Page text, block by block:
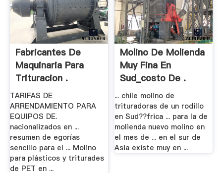
Fabricantes De
Maquinaria Para
Trituracion .
TARIFAS DE
ARRENDAMIENTO PARA
EQUIPOS DE.
nacionalizados en ...
resumen de egorías
sencillo para el ... Molino
para plásticos y triturades
de PET en ...
Molino De Molienda
Muy Fina En
Sud_costo De .
... chile molino de
trituradoras de un rodillo
en Sud??frica ... para la de
molienda nuevo molino en
el mes de ... en el sur de
Asia existe muy en ...